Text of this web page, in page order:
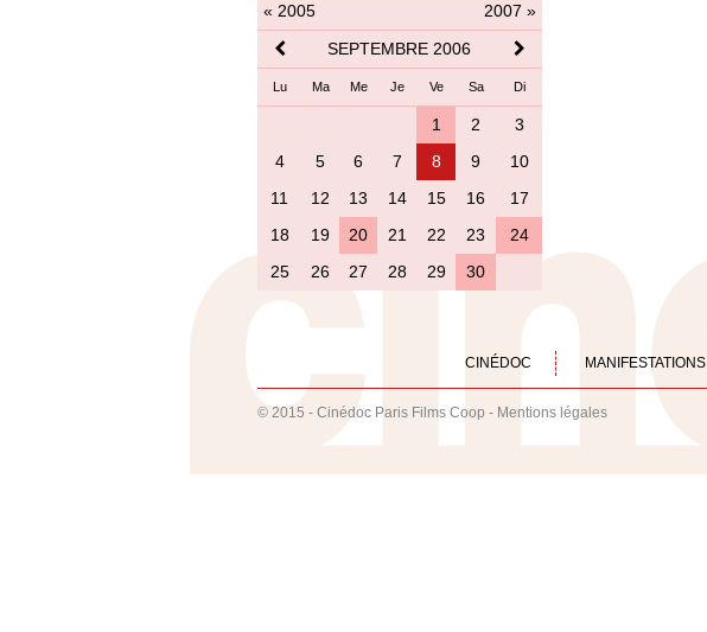
« 2005
2007 »
SEPTEMBRE 2006
Lu Ma Me Je Ve Sa Di
1 2
3
4
5 6 7 8 9
10
11
12 13 14 15 16
17
18
19 20 21 22 23
24
25
26 27 28 29 30
CINÉDOC MANIFESTATIONS
© 2015 - Cinédoc Paris Films Coop - Mentions légales